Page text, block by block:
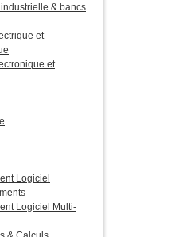
& bancs
et
et
Logiciel
Logiciel Multi-